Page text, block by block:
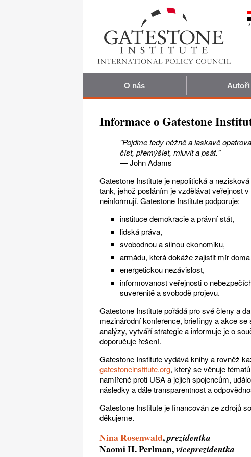
O nás Autoři
Informace o Gatestone
"Pojďme tedy něžně a laskavě
číst, přemýšlet, mluvit a psát."
— John Adams
Gatestone Institute je nepolitická a
tank, jehož posláním je vzdělávat veřejnost
neinformují. Gatestone Institute podporuje:
instituce demokracie a právní stát,
lidská práva,
svobodnou a silnou ekonomiku,
armádu, která dokáže zajistit mír
energetickou nezávislost,
informovanost veřejnosti o
suverenitě a svobodě projevu.
Gatestone Institute pořádá pro své členy a
mezinárodní konference, briefingy a akce
analýzy, vytváří strategie a informuje je o
doporučuje řešení.
Gatestone Institute vydává knihy a rovněž
gatestoneinstitute.org, který se věnuje
namířené proti USA a jejich spojencům,
následky a dále transparentnost a
Gatestone Institute je financován ze zdrojů
děkujeme.
Nina Rosenwald,prezidentka
Naomi H. Perlman,viceprezidentka